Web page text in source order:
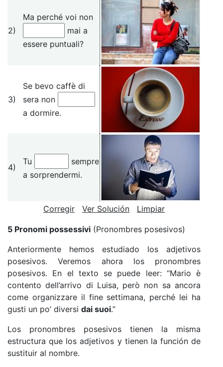
2)
Ma perché voi non
mai a
essere puntuali?
3)
Se bevo caffè di
sera non
a dormire.
4)
Tu
sempre
a sorprendermi.
Corregir Ver Solución Limpiar
5 Pronomi possessivi (Pronombres posesivos)
Anteriormente hemos estudiado los adjetivos
posesivos. Veremos ahora los pronombres
posesivos. En el texto se puede leer: “Mario è
contento dell’arrivo di Luisa, però non sa ancora
come organizzare il fine settimana, perché lei ha
gusti un po’ diversi dai suoi.”
Los pronombres posesivos tienen la misma
estructura que los adjetivos y tienen la función de
sustituir al nombre.